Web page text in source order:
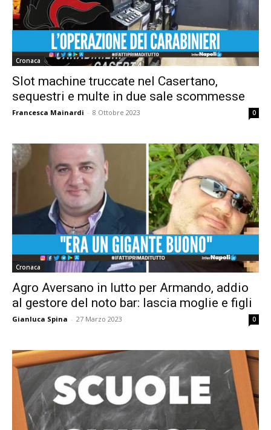
Cronaca
Slot machine truccate nel Casertano,
sequestri e multe in due sale scommesse
Francesca Mainardi - 8 Ottobre 2023 0
Cronaca
Agro Aversano in lutto per Armando, addio
al gestore del noto bar: lascia moglie e figli
Gianluca Spina - 27 Marzo 2023 0